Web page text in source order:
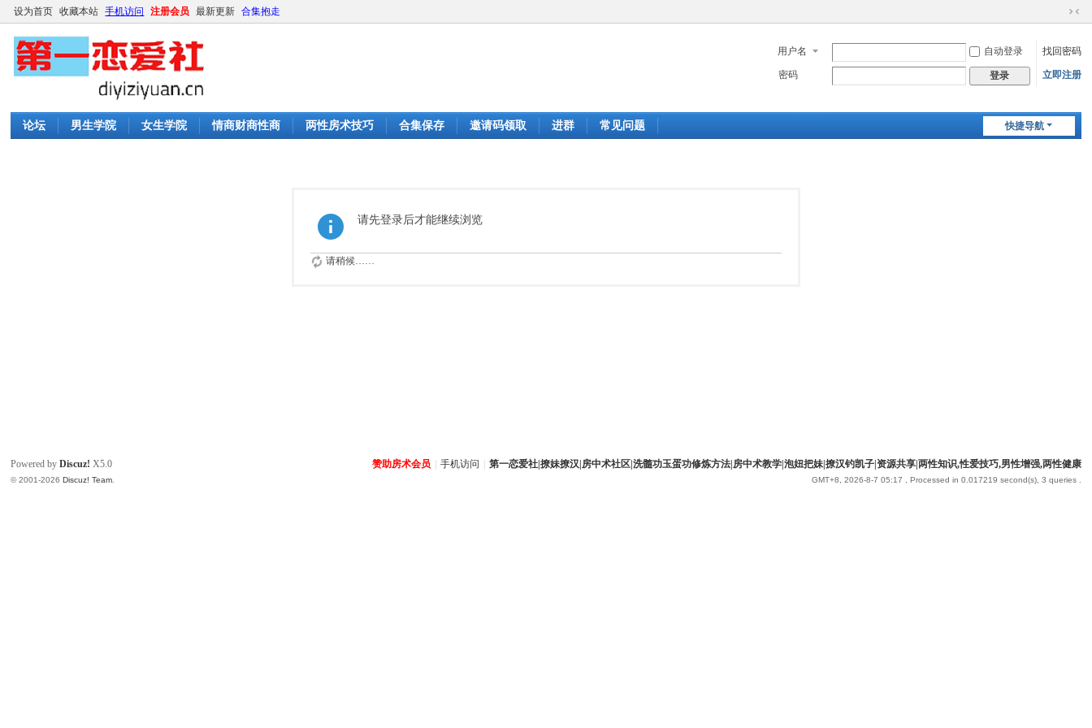
设为首页 收藏本站 手机访问 注册会员 最新更新 合集抱走
切
到
窄
版
用户名 自动登录 找回密码
密码 登录 立即注册
快捷导航
论坛 男生学院 女生学院 情商财商性商 两性房术技巧 合集保存 邀请码领取 进群 常见问题
请先登录后才能继续浏览
请稍候……
赞助房术会员 手机访问 第一恋爱社|撩妹撩汉|房中术社区|洗髓功玉蛋功修炼方法|房中术教学|泡妞把妹|撩汉钓凯子|资源共享|两性知识,性爱技巧,男性增强,两性健康
GMT+8, 2026-8-7 05:17 , Processed in 0.017219 second(s), 3 queries .
Powered byDiscuz! X5.0
© 2001-2026Discuz! Team